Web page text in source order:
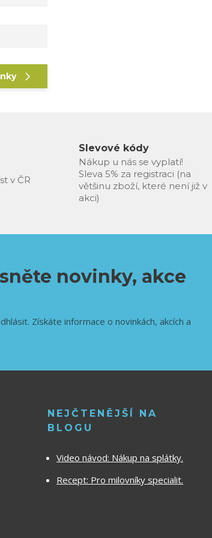
v ČR
Slevové kódy
Nákup u nás se vyplatí!
Sleva 5% za registraci (na
většinu zboží, které není již v
akci)
novinky, akce
Získáte informace o novinkách, akcích a
NEJČTENĚJŠÍ NA
BLOGU
Video návod: Nákup na splátky.
Recept: Pro milovníky specialit.